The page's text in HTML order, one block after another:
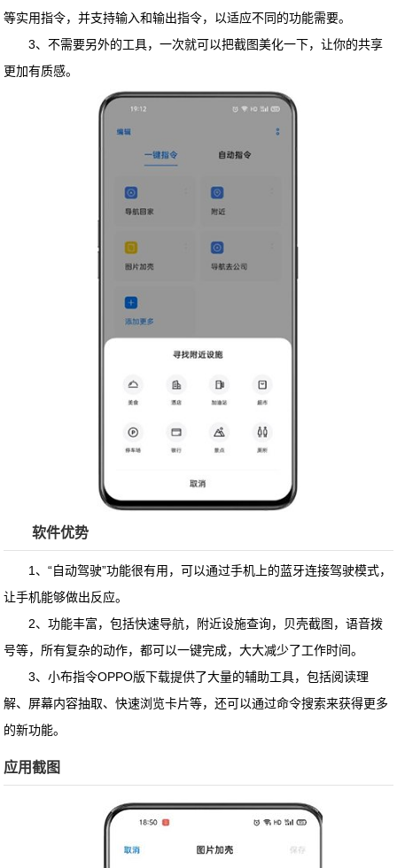
等实用指令，并支持输入和输出指令，以适应不同的功能需要。
3、不需要另外的工具，一次就可以把截图美化一下，让你的共享
更加有质感。
软件优势
1、“自动驾驶”功能很有用，可以通过手机上的蓝牙连接驾驶模式，
让手机能够做出反应。
2、功能丰富，包括快速导航，附近设施查询，贝壳截图，语音拨
号等，所有复杂的动作，都可以一键完成，大大减少了工作时间。
3、小布指令OPPO版下载提供了大量的辅助工具，包括阅读理
解、屏幕内容抽取、快速浏览卡片等，还可以通过命令搜索来获得更多
的新功能。
应用截图